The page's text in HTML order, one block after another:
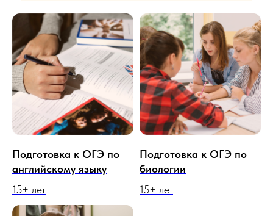
Подготовка к ОГЭ по
английскому языку
15+ лет
Подготовка к ОГЭ по
биологии
15+ лет